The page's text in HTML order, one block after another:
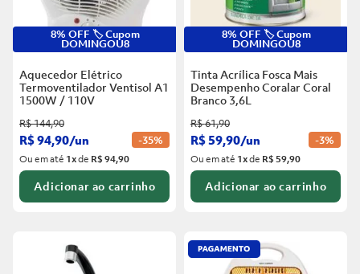
8% OFF 🏷️ Cupom
DOMINGOU8
Aquecedor Elétrico
Termoventilador Ventisol A1
1500W / 110V
R$144,90
R$94,90/un -35%
Ou em até 1xde R$ 94,90
Adicionar ao carrinho
8% OFF 🏷️ Cupom
DOMINGOU8
Tinta Acrílica Fosca Mais
Desempenho Coralar Coral
Branco 3,6L
R$61,90
R$59,90/un -3%
Ou em até 1xde R$ 59,90
Adicionar ao carrinho